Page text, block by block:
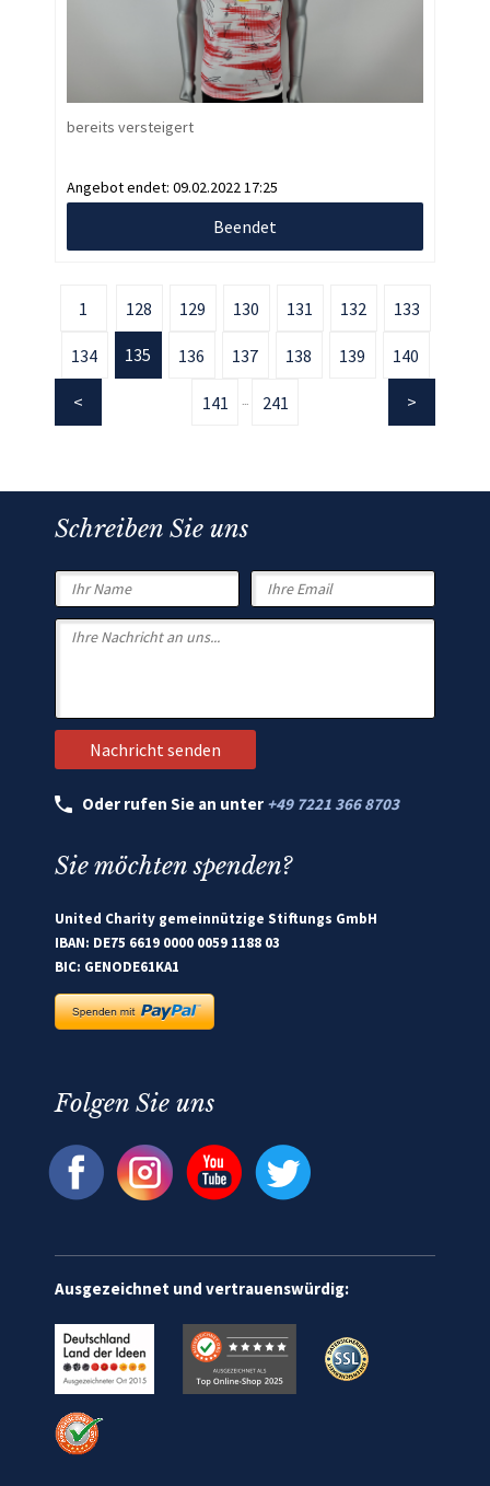
bereits versteigert
Angebot endet: 09.02.2022 17:25
Beendet
1 128 129 130 131 132 133
134 135 136 137 138 139 140
141 ... 241
Schreiben Sie uns
Oder rufen Sie an unter +49 7221 366 8703
Sie möchten spenden?
United Charity gemeinnützige Stiftungs GmbH
IBAN: DE75 6619 0000 0059 1188 03
BIC: GENODE61KA1
Folgen Sie uns
Ausgezeichnet und vertrauenswürdig: